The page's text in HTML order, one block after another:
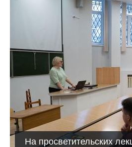
На просветительских